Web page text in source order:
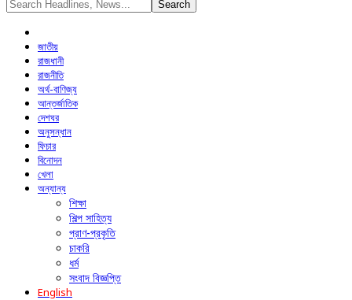
জাতীয়
রাজধানী
রাজনীতি
অর্থ-বাণিজ্য
আন্তর্জাতিক
দেশঘর
অনুসন্ধান
ফিচার
বিনোদন
খেলা
অন্যান্য
শিক্ষা
শিল্প সাহিত্য
প্রাণ-প্রকৃতি
চাকরি
ধর্ম
সংবাদ বিজ্ঞপ্তি
English